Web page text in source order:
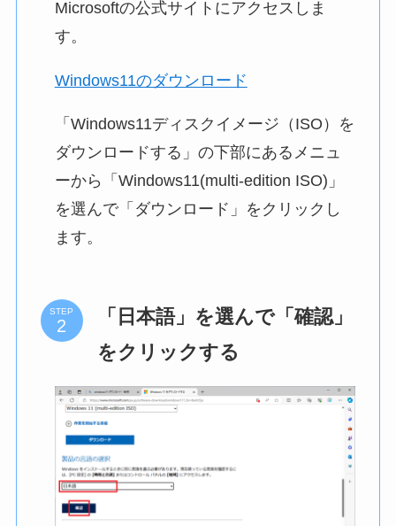
Microsoftの公式サイトにアクセスしま
す。
Windows11のダウンロード
「Windows11ディスクイメージ（ISO）を
ダウンロードする」の下部にあるメニュ
ーから「Windows11(multi-edition ISO)」
を選んで「ダウンロード」をクリックし
ます。
STEP
「日本語」を選んで「確認」
をクリックする